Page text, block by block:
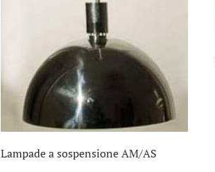
Lampade a sospensione AM/AS